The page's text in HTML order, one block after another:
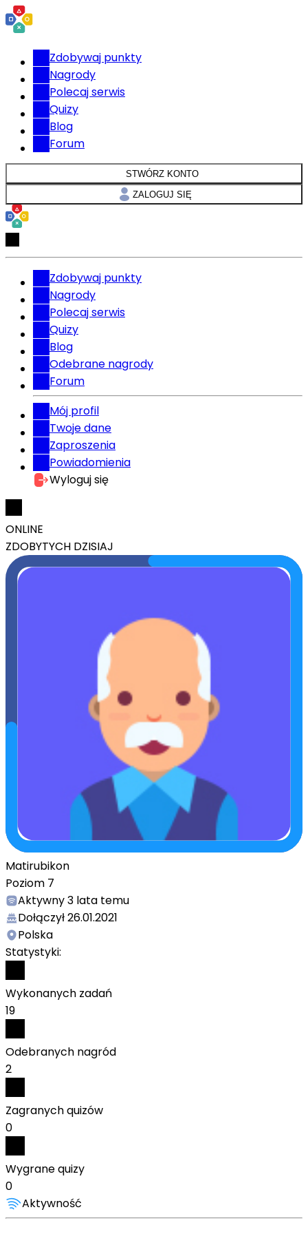
Zdobywaj punkty
Nagrody
Polecaj serwis
Quizy
Blog
Forum
STWÓRZ KONTO
ZALOGUJ SIĘ
Zdobywaj punkty
Nagrody
Polecaj serwis
Quizy
Blog
Odebrane nagrody
Forum
Mój profil
Twoje dane
Zaproszenia
Powiadomienia
Wyloguj się
ONLINE
ZDOBYTYCH DZISIAJ
Matirubikon
Poziom 7
Aktywny3 lata temu
Dołączył26.01.2021
Polska
Statystyki:
Wykonanych zadań
19
Odebranych nagród
2
Zagranych quizów
0
Wygrane quizy
0
Aktywność